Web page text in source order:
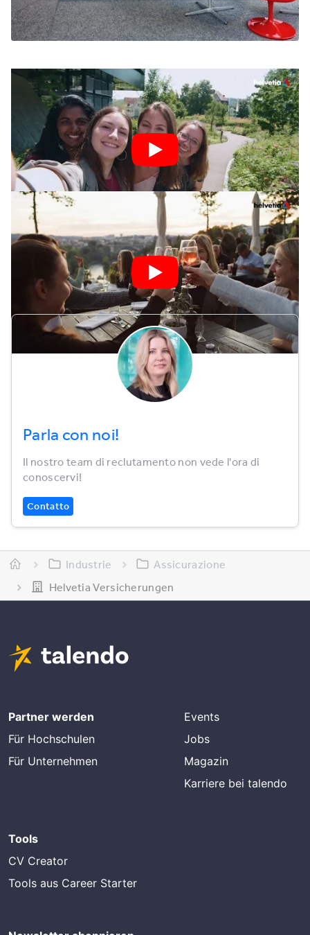
Parla con noi!
Il nostro team di reclutamento non vede l'ora di
conoscervi!
Contatto
Industrie
Assicurazione
Helvetia Versicherungen
Partner werden
Für Hochschulen
Für Unternehmen
Events
Jobs
Magazin
Karriere bei talendo
Tools
CV Creator
Tools aus Career Starter